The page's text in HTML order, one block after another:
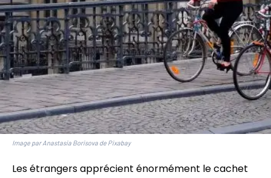
Image par Anastasia Borisova de Pixabay
Les étrangers apprécient énormément le cachet